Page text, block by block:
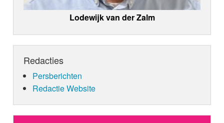
Lodewijk van der Zalm
Redacties
Persberichten
Redactie Website